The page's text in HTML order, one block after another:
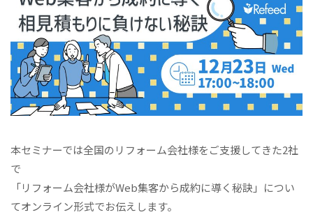
本セミナーでは全国のリフォーム会社様をご支援してきた2社
で
「リフォーム会社様がWeb集客から成約に導く秘訣」につい
てオンライン形式でお伝えします。